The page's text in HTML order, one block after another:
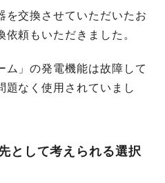
を交換させていただいたお
頼もいただきました。
ム」の発電機能は故障して
題なく使用されていまし
として考えられる選択